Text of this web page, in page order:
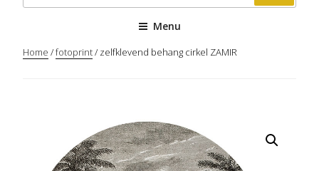
Menu
Home /fotoprint/ zelfklevend behang cirkel ZAMIR